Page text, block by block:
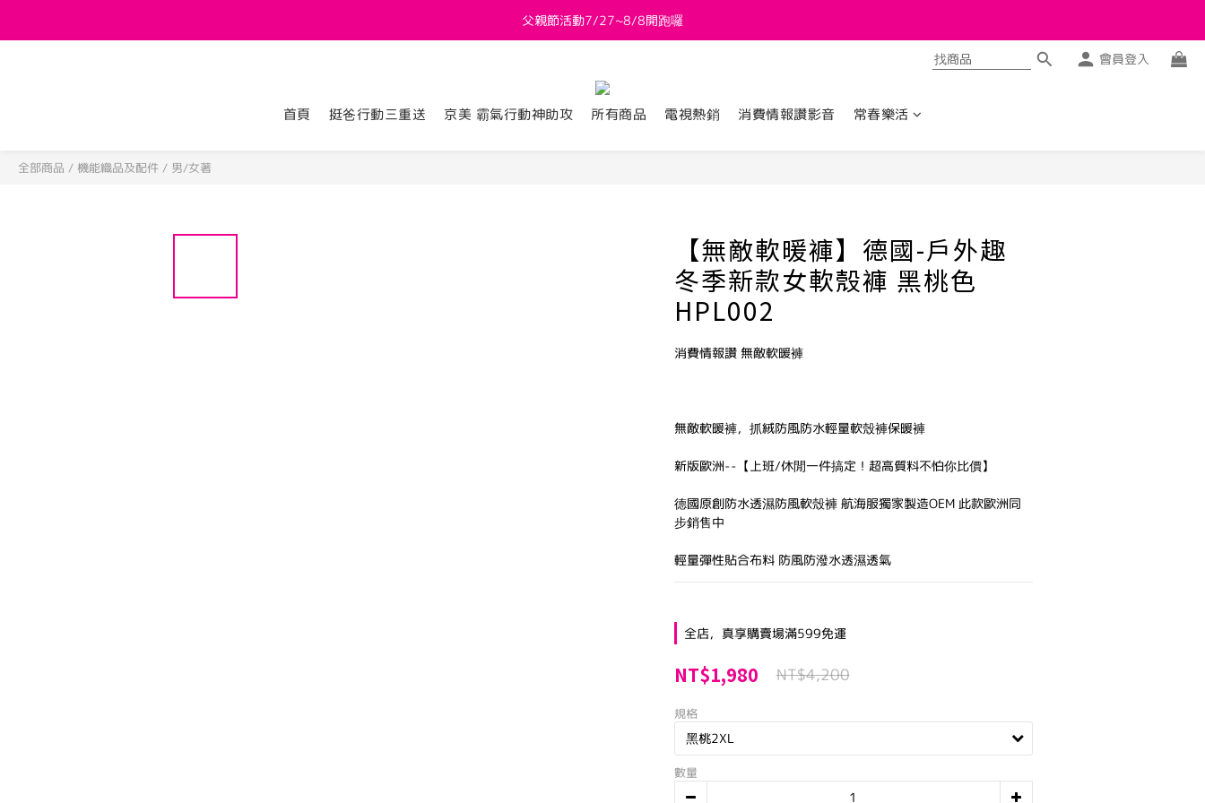
新會員送 $800購物金
父親節活動7/27~8/8開跑囉
會員登入
首頁 挺爸行動三重送 京美 霸氣行動神助攻 所有商品 電視熱銷 消費情報讚影音 常春樂活
全部商品 / 機能織品及配件 / 男/女著
【無敵軟暖褲】德國-戶外趣
冬季新款女軟殼褲 黑桃色
HPL002
消費情報讚 無敵軟暖褲
無敵軟暖褲，抓絨防風防水輕量軟殼褲保暖褲
新版歐洲--【上班/休閒一件搞定！超高質料不怕你比價】
德國原創防水透濕防風軟殼褲 航海服獨家製造OEM 此款歐洲同
步銷售中
輕量彈性貼合布料 防風防潑水透濕透氣
全店，真享購賣場滿599免運
NT$1,980 NT$4,200
規格
數量